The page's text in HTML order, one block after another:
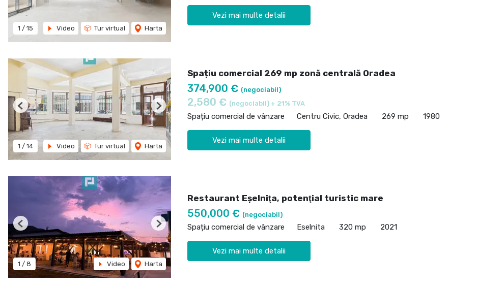
1 / 15 Video Tur virtual Harta
Vezi mai multe detalii
1 / 14 Video Tur virtual Harta
Previous Next
Spațiu comercial 269 mp zonă centrală Oradea
374,900 € (negociabil)
2,580 € (negociabil) + 21% TVA
Spațiu comercial de vânzare Centru Civic, Oradea 269 mp 1980
Vezi mai multe detalii
1 / 8 Video Harta
Previous Next
Restaurant Eşelniţa, potenţial turistic mare
550,000 € (negociabil)
Spațiu comercial de vânzare Eselnita 320 mp 2021
Vezi mai multe detalii